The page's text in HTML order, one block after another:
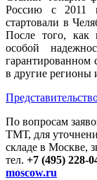
Россию с 2011
стартовали в
После того, как
особой
гарантированном
в другие регионы
По вопросам
ТМТ, для
складе в Москве,
тел. +7 (495) 228-
moscow.ru